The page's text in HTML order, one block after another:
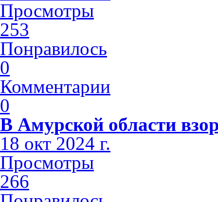
Просмотры
253
Понравилось
0
Комментарии
0
В Амурской области
18 окт 2024 г.
Просмотры
266